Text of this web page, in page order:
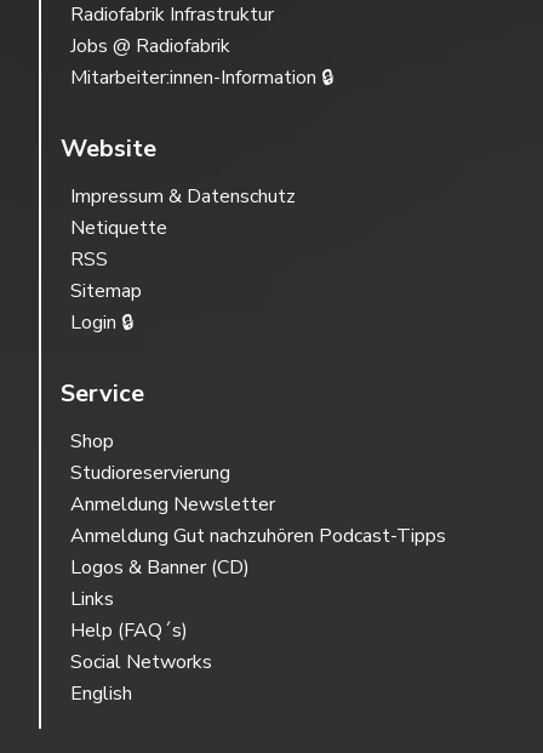
Radiofabrik Infrastruktur
Jobs @ Radiofabrik
Mitarbeiter:innen-Information 🔒
Website
Impressum & Datenschutz
Netiquette
RSS
Sitemap
Login 🔒
Service
Shop
Studioreservierung
Anmeldung Newsletter
Anmeldung Gut nachzuhören Podcast-Tipps
Logos & Banner (CD)
Links
Help (FAQ´s)
Social Networks
English